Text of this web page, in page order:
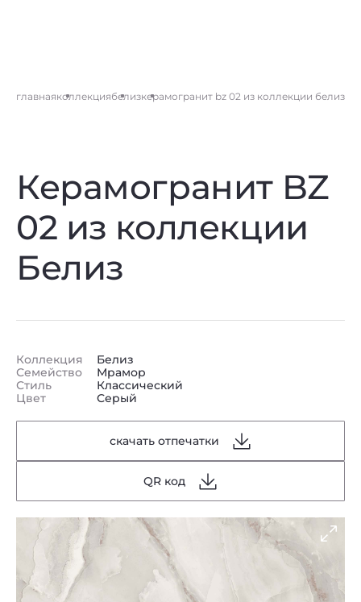
главнаяколлекциябелизкерамогранит bz 02 из коллекции белиз
Керамогранит BZ
02 из коллекции
Белиз
Коллекция
Семейство
Стиль
Цвет
Белиз
Мрамор
Классический
Серый
скачать отпечатки
QR код